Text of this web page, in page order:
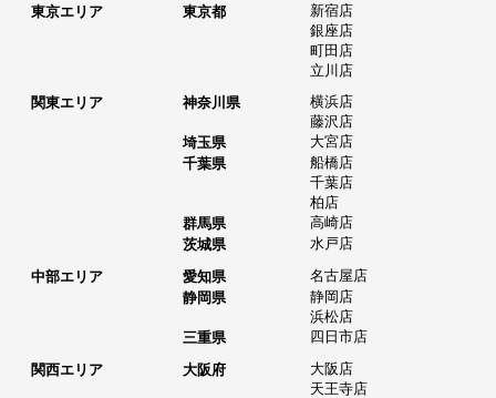
東京エリア
東京都
新宿店
銀座店
町田店
立川店
関東エリア
神奈川県
横浜店
藤沢店
埼玉県
大宮店
千葉県
船橋店
千葉店
柏店
群馬県
高崎店
茨城県
水戸店
中部エリア
愛知県
名古屋店
静岡県
静岡店
浜松店
三重県
四日市店
関西エリア
大阪府
大阪店
天王寺店